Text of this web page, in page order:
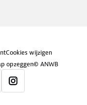
Cookies wijzigen
opzeggen© ANWB